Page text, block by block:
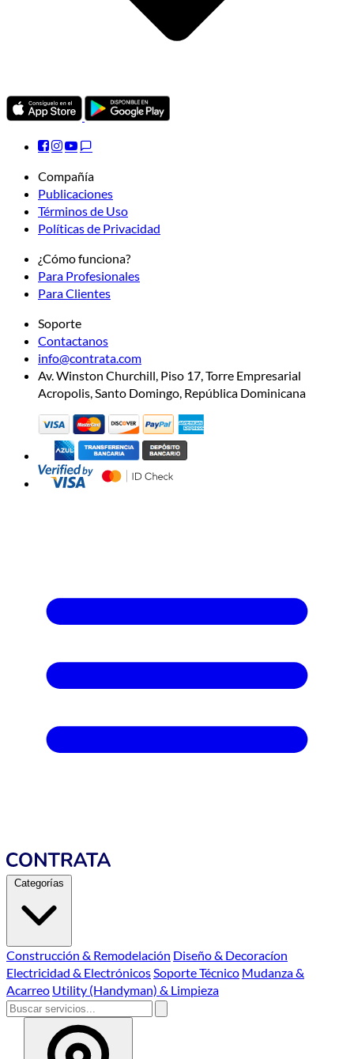
Compañía
Publicaciones
Términos de Uso
Políticas de Privacidad
¿Cómo funciona?
Para Profesionales
Para Clientes
Soporte
Contactanos
info@contrata.com
Av. Winston Churchill, Piso 17, Torre Empresarial
Acropolis, Santo Domingo, República Dominicana
Categorías
Construcción & Remodelación Diseño & Decoracíon
Electricidad & ElectrónicosSoporte Técnico Mudanza &
Acarreo Utility (Handyman) & Limpieza